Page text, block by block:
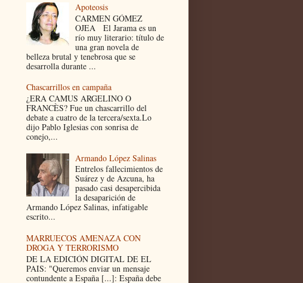
Apoteosis
CARMEN GÓMEZ
OJEA El Jarama es un
río muy literario: título de
una gran novela de
belleza brutal y tenebrosa que se
desarrolla durante ...
Chascarrillos en campaña
¿ERA CAMUS ARGELINO O
FRANCÈS? Fue un chascarrillo del
debate a cuatro de la tercera/sexta.Lo
dijo Pablo Iglesias con sonrisa de
conejo,...
Armando López Salinas
Entrelos fallecimientos de
Suárez y de Azcuna, ha
pasado casi desapercibida
la desaparición de
Armando López Salinas, infatigable
escrito...
MARRUECOS AMENAZA CON
DROGA Y TERRORISMO
DE LA EDICIÓN DIGITAL DE EL
PAIS: "Queremos enviar un mensaje
contundente a España [...]: España debe